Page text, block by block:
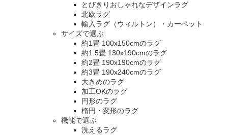
とびきりおしゃれなデザインラグ
北欧ラグ
輸入ラグ（ウィルトン）・カーペット
サイズで選ぶ
約1畳 100x150cmのラグ
約1.5畳 130x190cmのラグ
約2畳 190x190cmのラグ
約3畳 190x240cmのラグ
大きめのラグ
加工OKのラグ
円形のラグ
楕円・変形のラグ
機能で選ぶ
洗えるラグ